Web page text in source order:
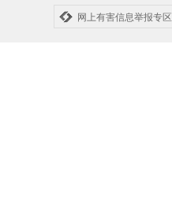
网上有害信息举报专区